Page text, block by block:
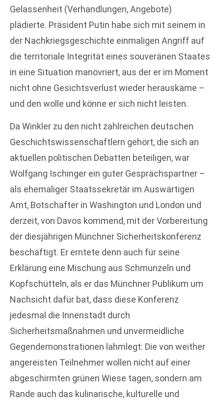
Gelassenheit (Verhandlungen, Angebote)
plädierte. Präsident Putin habe sich mit seinem in
der Nachkriegsgeschichte einmaligen Angriff auf
die territoriale Integrität eines souveränen Staates
in eine Situation manövriert, aus der er im Moment
nicht ohne Gesichtsverlust wieder herauskäme –
und den wolle und könne er sich nicht leisten.
Da Winkler zu den nicht zahlreichen deutschen
Geschichtswissenschaftlern gehört, die sich an
aktuellen politischen Debatten beteiligen, war
Wolfgang Ischinger ein guter Gesprächspartner –
als ehemaliger Staatssekretär im Auswärtigen
Amt, Botschafter in Washington und London und
derzeit, von Davos kommend, mit der Vorbereitung
der diesjährigen Münchner Sicherheitskonferenz
beschäftigt. Er erntete denn auch für seine
Erklärung eine Mischung aus Schmunzeln und
Kopfschütteln, als er das Münchner Publikum um
Nachsicht dafür bat, dass diese Konferenz
jedesmal die Innenstadt durch
Sicherheitsmaßnahmen und unvermeidliche
Gegendemonstrationen lahmlegt: Die von weither
angereisten Teilnehmer wollen nicht auf einer
abgeschirmten grünen Wiese tagen, sondern am
Rande auch das kulinarische, kulturelle und